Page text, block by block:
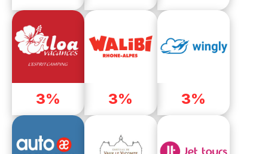
3% 3% 3%